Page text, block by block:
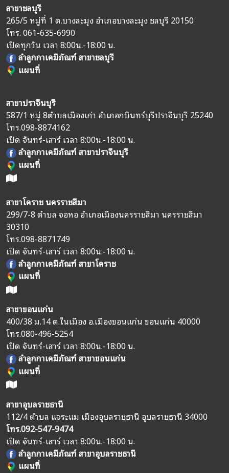
สาขาชลบุรี
265/5 หมู่ที่ 1 ต.บางละมุง อำเภอบางละมุง ชลบุรี 20150
โทร.061-635-6990
เปิดทุกวัน เวลา 8:00น.-18:00 น.
ลำลูกกาเคมีภัณฑ์ สาขาชลบุรี
แผนที่
สาขาปราจีนบุรี
587/1 หมู่ 8ตำบลเมืองเก่า อำเภอกบินทร์บุรีปราจีนบุรี 25240
โทร.098-8874162
เปิด จันทร์-เสาร์ เวลา 8:00น.-18:00 น.
ลำลูกกาเคมีภัณฑ์ สาขาปราจีนบุรี
แผนที่
สาขาโคราช นครราชสีมา
299/7-8 ตำบล จอหอ อำเภอเมืองนครราชสีมา นครราชสีมา
30310
โทร.098-8871749
เปิด จันทร์-เสาร์ เวลา 8:00น.-18:00 น.
ลำลูกกาเคมีภัณฑ์ สาขาโคราช
แผนที่
สาขาขอนแก่น
400/38 ม.14 ต.ในเมือง อ.เมืองขอนแก่น ขอนแก่น 40000
โทร.080-496-5254
เปิด จันทร์-เสาร์ เวลา 8:00น.-18:00 น.
ลำลูกกาเคมีภัณฑ์ สาขาขอนแก่น
แผนที่
สาขาอุบลราชธานี
112/4 ตำบล แจระแม เมืองอุบลราชธานี อุบลราชธานี 34000
โทร.092-547-9474
เปิด จันทร์-เสาร์ เวลา 8:00น.-18:00 น.
ลำลูกกาเคมีภัณฑ์ สาขาอุบลราชธานี
แผนที่